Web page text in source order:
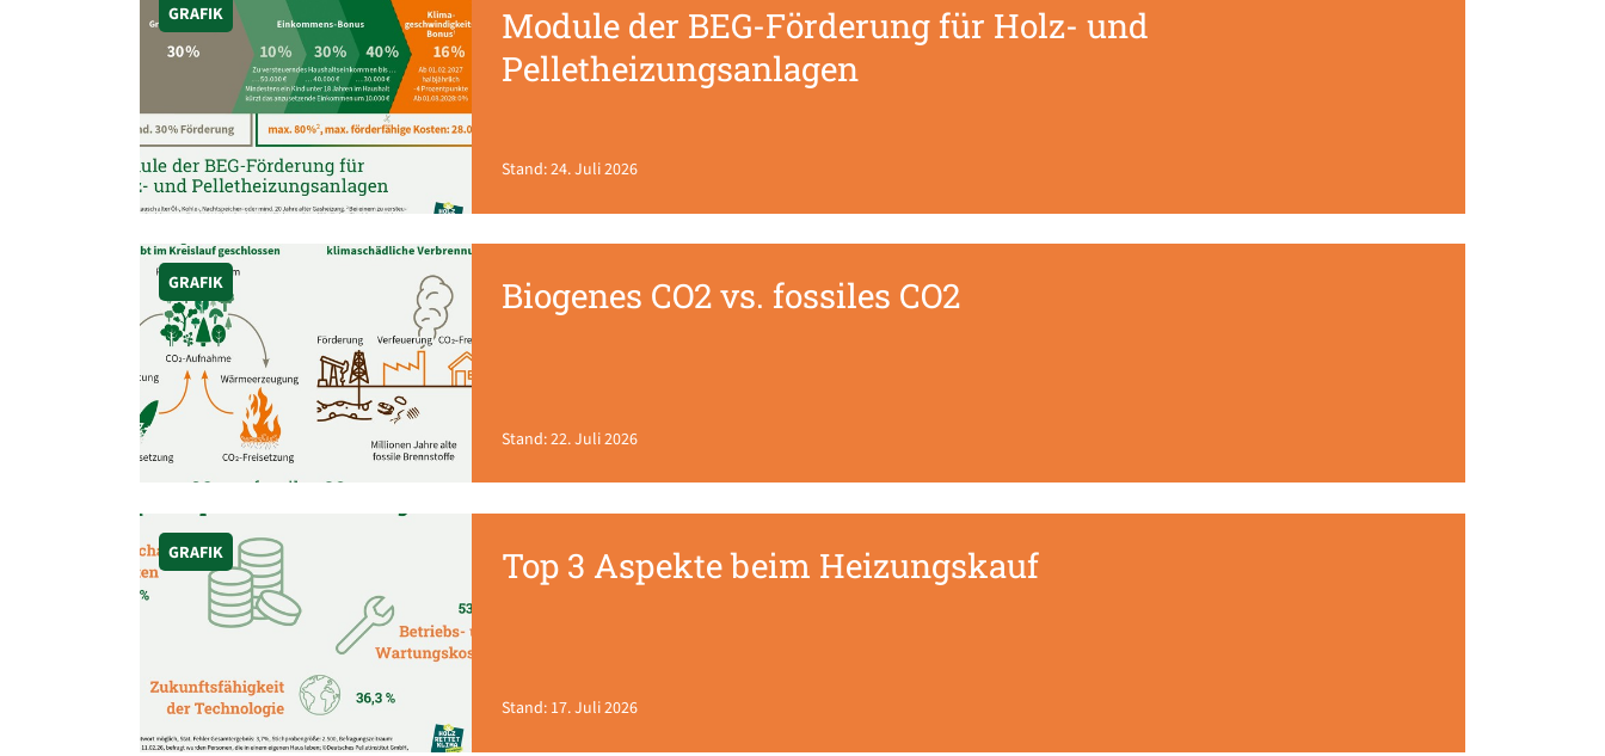
GRAFIK
Module der BEG-Förderung für Holz- und
Pelletheizungsanlagen
Stand: 24. Juli 2026
GRAFIK Biogenes CO2 vs. fossiles CO2
Stand: 22. Juli 2026
GRAFIK Top 3 Aspekte beim Heizungskauf
Stand: 17. Juli 2026